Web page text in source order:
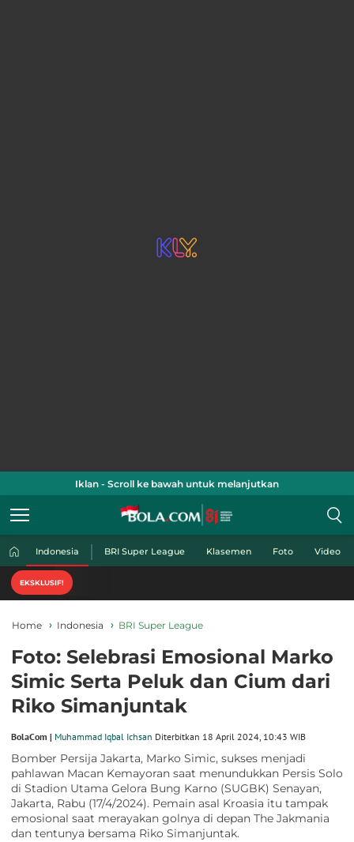
Iklan - Scroll ke bawah untuk melanjutkan
Indonesia BRI Super League Klasemen Foto Video
EKSKLUSIF!
Home Indonesia BRI Super League
Foto: Selebrasi Emosional Marko
Simic Serta Peluk dan Cium dari
Riko Simanjuntak
BolaCom | Muhammad Iqbal Ichsan Diterbitkan 18 April 2024, 10:43 WIB
Bomber Persija Jakarta, Marko Simic, sukses menjadi
pahlawan Macan Kemayoran saat menundukkan Persis Solo
di Stadion Utama Gelora Bung Karno (SUGBK) Senayan,
Jakarta, Rabu (17/4/2024). Pemain asal Kroasia itu tampak
emosional saat merayakan golnya di depan The Jakmania
dan tentunya bersama Riko Simanjuntak.